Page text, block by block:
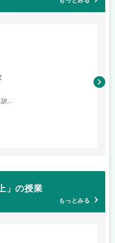
訳...
大
」の授業
もっとみる